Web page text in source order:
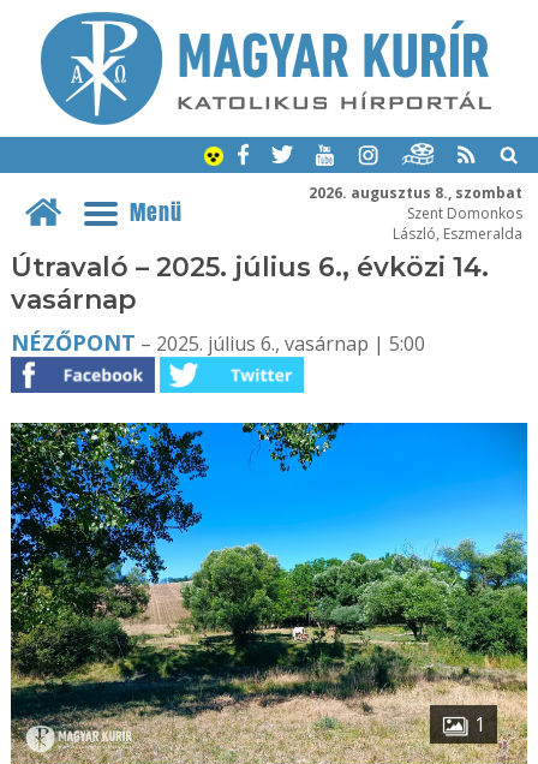
2026. augusztus 8., szombat
Szent Domonkos
László, Eszmeralda
Menü
Útravaló – 2025. július 6., évközi 14.
vasárnap
NÉZŐPONT – 2025. július 6., vasárnap | 5:00
1